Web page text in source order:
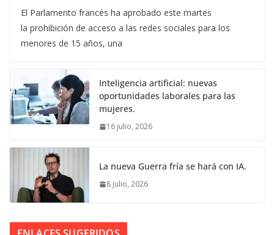
El Parlamento francés ha aprobado este martes
la prohibición de acceso a las redes sociales para los
menores de 15 años, una
Inteligencia artificial: nuevas
oportunidades laborales para las
mujeres.
16 julio, 2026
La nueva Guerra fría se hará con IA.
8 julio, 2026